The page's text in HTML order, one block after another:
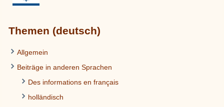
Themen (deutsch)
Allgemein
Beiträge in anderen Sprachen
Des informations en français
holländisch